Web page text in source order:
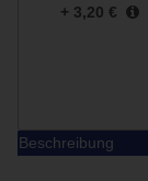
+ 3,20 €
Beschreibung